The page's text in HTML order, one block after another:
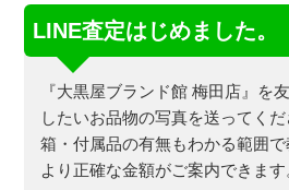
LINE査定はじめました。
『大黒屋ブランド館 梅田店』を
したいお品物の写真を送ってくだ
箱・付属品の有無もわかる範囲
より正確な金額がご案内できます